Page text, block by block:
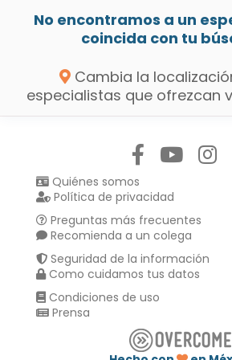
No encontramos a un
coincida con tu
Cambia la
especialistas que ofrezcan
Quiénes somos
Política de privacidad
Preguntas más frecuentes
Recomienda a un colega
Seguridad de la información
Como cuidamos tus datos
Condiciones de uso
Prensa